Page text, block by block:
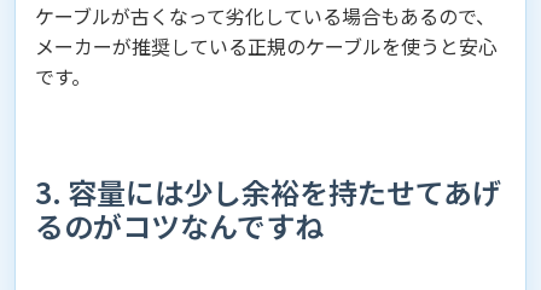
ケーブルが古くなって劣化している場合もあるので、
メーカーが推奨している正規のケーブルを使うと安心
です。
3. 容量には少し余裕を持たせてあげ
るのがコツなんですね